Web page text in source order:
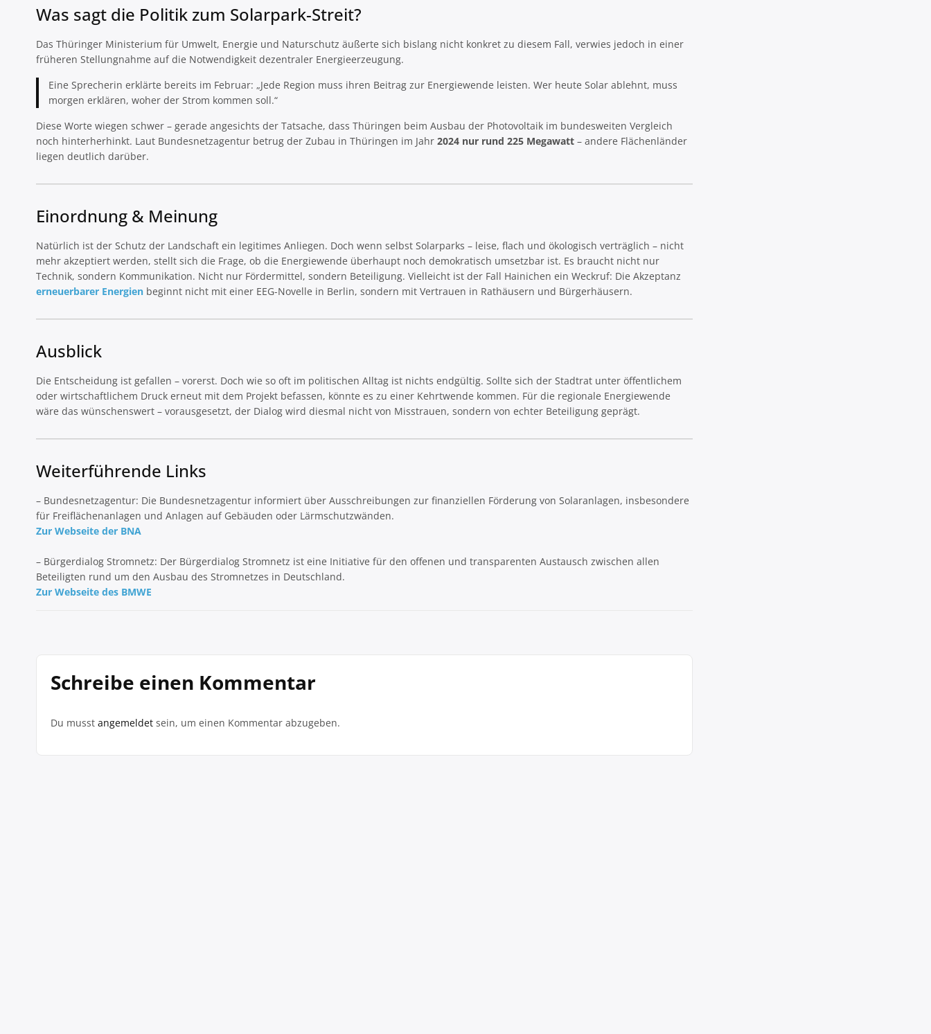
Was sagt die Politik zum Solarpark-Streit?
Das Thüringer Ministerium für Umwelt, Energie und Naturschutz äußerte sich bislang nicht konkret zu diesem Fall, verwies jedoch in einer
früheren Stellungnahme auf die Notwendigkeit dezentraler Energieerzeugung.
Eine Sprecherin erklärte bereits im Februar: „Jede Region muss ihren Beitrag zur Energiewende leisten. Wer heute Solar ablehnt, muss
morgen erklären, woher der Strom kommen soll.“
Diese Worte wiegen schwer – gerade angesichts der Tatsache, dass Thüringen beim Ausbau der Photovoltaik im bundesweiten Vergleich
noch hinterherhinkt. Laut Bundesnetzagentur betrug der Zubau in Thüringen im Jahr 2024 nur rund 225 Megawatt – andere Flächenländer
liegen deutlich darüber.
Einordnung & Meinung
Natürlich ist der Schutz der Landschaft ein legitimes Anliegen. Doch wenn selbst Solarparks – leise, flach und ökologisch verträglich – nicht
mehr akzeptiert werden, stellt sich die Frage, ob die Energiewende überhaupt noch demokratisch umsetzbar ist. Es braucht nicht nur
Technik, sondern Kommunikation. Nicht nur Fördermittel, sondern Beteiligung. Vielleicht ist der Fall Hainichen ein Weckruf: Die Akzeptanz
erneuerbarer Energien beginnt nicht mit einer EEG-Novelle in Berlin, sondern mit Vertrauen in Rathäusern und Bürgerhäusern.
Ausblick
Die Entscheidung ist gefallen – vorerst. Doch wie so oft im politischen Alltag ist nichts endgültig. Sollte sich der Stadtrat unter öffentlichem
oder wirtschaftlichem Druck erneut mit dem Projekt befassen, könnte es zu einer Kehrtwende kommen. Für die regionale Energiewende
wäre das wünschenswert – vorausgesetzt, der Dialog wird diesmal nicht von Misstrauen, sondern von echter Beteiligung geprägt.
Weiterführende Links
– Bundesnetzagentur: Die Bundesnetzagentur informiert über Ausschreibungen zur finanziellen Förderung von Solaranlagen, insbesondere
für Freiflächenanlagen und Anlagen auf Gebäuden oder Lärmschutzwänden.
Zur Webseite der BNA
– Bürgerdialog Stromnetz: Der Bürgerdialog Stromnetz ist eine Initiative für den offenen und transparenten Austausch zwischen allen
Beteiligten rund um den Ausbau des Stromnetzes in Deutschland.
Zur Webseite des BMWE
Schreibe einen Kommentar
Du musst angemeldet sein, um einen Kommentar abzugeben.